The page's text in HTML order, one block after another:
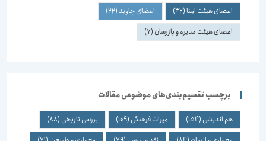
اعضای هیئت امنا (42) اعضای جاوید(22)
اعضای هیئت مدیره و بازرسان(7)
برچسب تقسیم‌بندی‌های موضوعی مقالات
هم اندیشی(154) میراث فرهنگی(109) بررسی تاریخی(88)